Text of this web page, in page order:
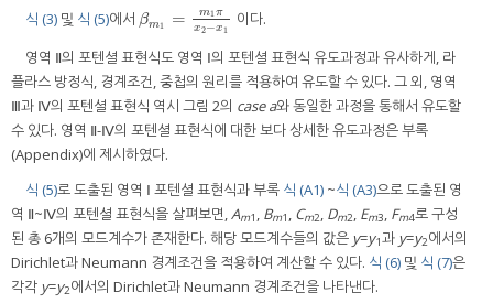
식 (3) 및 식 (5)에서 βm1 = m1π
x2−x1
βm1 =m 1πx2−x 1
이다.
영역 Ⅱ의 포텐셜 표현식도 영역 Ⅰ의 포텐셜 표현식 유도과정과 유사하게, 라
플라스 방정식, 경계조건, 중첩의 원리를 적용하여 유도할 수 있다. 그 외, 영역
Ⅲ과 Ⅳ의 포텐셜 표현식 역시 그림 2의 case a와 동일한 과정을 통해서 유도할
수 있다. 영역 Ⅱ-Ⅳ의 포텐셜 표현식에 대한 보다 상세한 유도과정은 부록
(Appendix)에 제시하였다.
식 (5)로 도출된 영역 Ⅰ 포텐셜 표현식과 부록 식 (A1) ~식 (A3)으로 도출된 영
역 Ⅱ~Ⅳ의 포텐셜 표현식을 살펴보면, Am1 Bm1 Cm2 Dm2 Em3 Fm4로 구성
된 총 6개의 모드계수가 존재한다. 해당 모드계수들의 값은 y=y1과 y=y2에서의
Dirichlet과 Neumann 경계조건을 적용하여 계산할 수 있다. 식 (6) 및 식 (7)은
각각 y=y2에서의 Dirichlet과 Neumann 경계조건을 나타낸다.